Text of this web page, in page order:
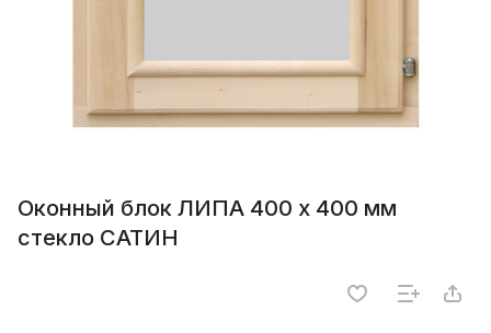
Оконный блок ЛИПА 400 х 400 мм
стекло САТИН